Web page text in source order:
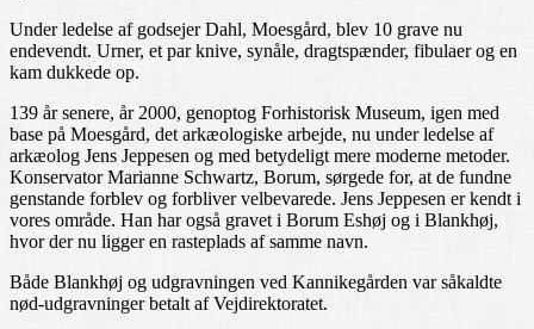
Under ledelse af godsejer Dahl, Moesgård, blev 10 grave nu
endevendt. Urner, et par knive, synåle, dragtspænder, fibulaer og en
kam dukkede op.
139 år senere, år 2000, genoptog Forhistorisk Museum, igen med
base på Moesgård, det arkæologiske arbejde, nu under ledelse af
arkæolog Jens Jeppesen og med betydeligt mere moderne metoder.
Konservator Marianne Schwartz, Borum, sørgede for, at de fundne
genstande forblev og forbliver velbevarede. Jens Jeppesen er kendt i
vores område. Han har også gravet i Borum Eshøj og i Blankhøj,
hvor der nu ligger en rasteplads af samme navn.
Både Blankhøj og udgravningen ved Kannikegården var såkaldte
nød-udgravninger betalt af Vejdirektoratet.